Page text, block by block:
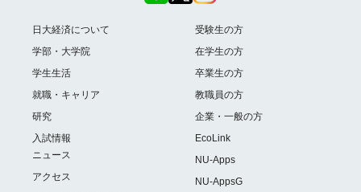
日大経済について
学部・大学院
学生生活
就職・キャリア
研究
入試情報
ニュース
アクセス
受験生の方
在学生の方
卒業生の方
教職員の方
企業・一般の方
EcoLink
NU-Apps
NU-AppsG